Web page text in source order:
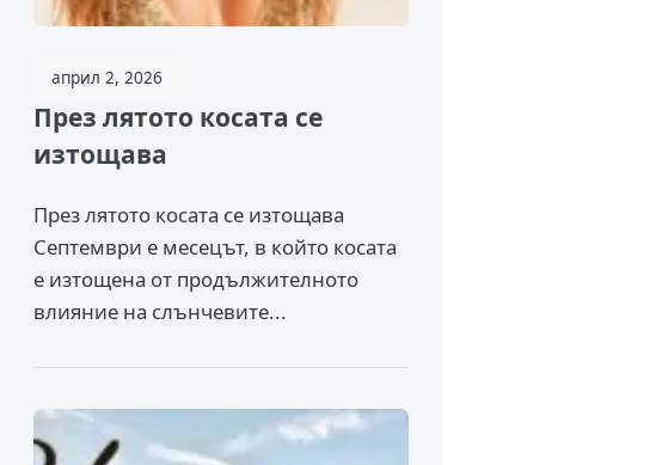
април 2, 2026
През лятото косата се
изтощава
През лятото косата се изтощава
Септември е месецът, в който косата
е изтощена от продължителното
влияние на слънчевите...